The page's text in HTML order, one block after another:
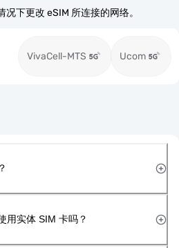
下更改 eSIM 所连接的网络。
VivaCell-MTS Ucom
用实体 SIM 卡吗？